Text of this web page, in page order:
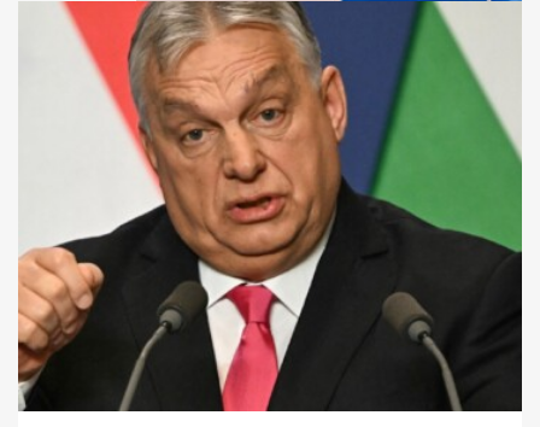
Mosonmagyaróvári késelés:
az eladót védte a férfi, akit
az...